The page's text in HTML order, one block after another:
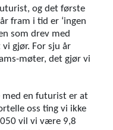
og det første
fram i tid er ‘ingen
som drev med
gjør. For sju år
møter, det gjør vi
med en futurist er at
oss ting vi ikke
vil vi være 9,8